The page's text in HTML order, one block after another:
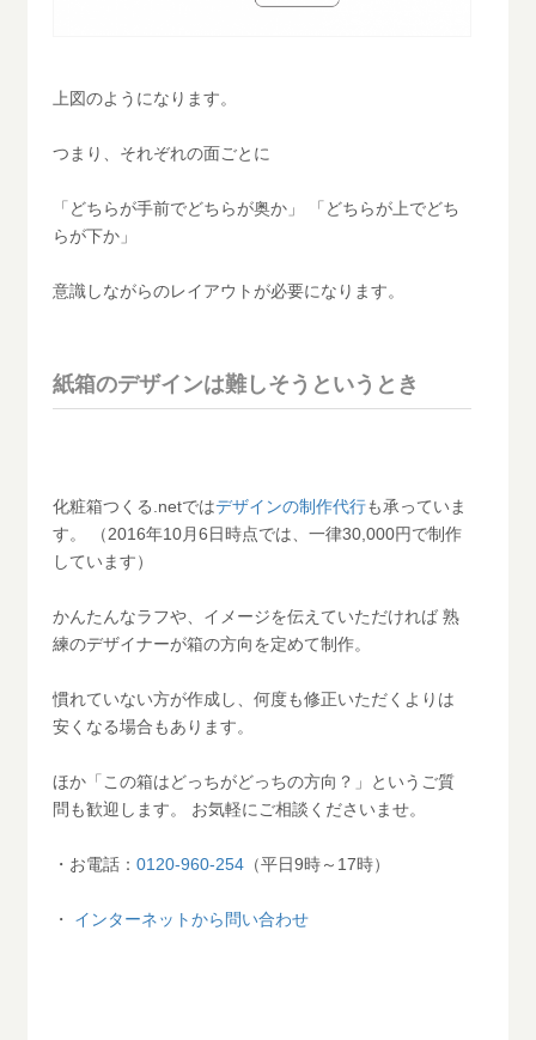
上図のようになります。
つまり、それぞれの面ごとに
「どちらが手前でどちらが奥か」 「どちらが上でどち
らが下か」
意識しながらのレイアウトが必要になります。
紙箱のデザインは難しそうというとき
化粧箱つくる.netではデザインの制作代行も承っていま
す。 （2016年10月6日時点では、一律30,000円で制作
しています）
かんたんなラフや、イメージを伝えていただければ 熟
練のデザイナーが箱の方向を定めて制作。
慣れていない方が作成し、何度も修正いただくよりは
安くなる場合もあります。
ほか「この箱はどっちがどっちの方向？」というご質
問も歓迎します。 お気軽にご相談くださいませ。
・お電話：0120-960-254 （平日9時～17時）
・ インターネットから問い合わせ